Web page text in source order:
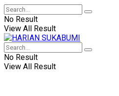
No Result
View All Result
No Result
View All Result